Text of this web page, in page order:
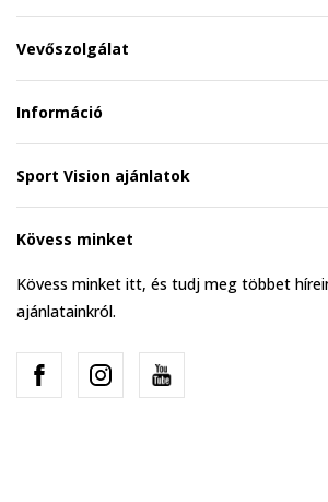
Vevőszolgálat
Információ
Sport Vision ajánlatok
Kövess minket
Kövess minket itt, és tudj meg többet
ajánlatainkról.